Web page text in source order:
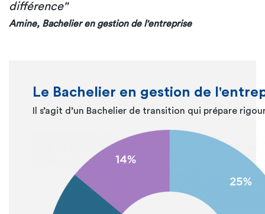
différence"
Amine, Bachelier en gestion de l'entreprise
Le Bachelier en gestion de
Il s’agit d’un Bachelier de transition qui prépare